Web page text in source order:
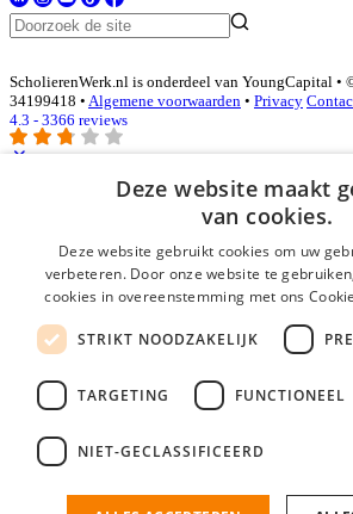
ScholierenWerk.nl is onderdeel van YoungCapital •
34199418 • Algemene voorwaarden • Privacy
4.3 - 3366 reviews
Inloggen als bedrijf
E-mail*
Wachtwoord
login gegevens onthouden
login
Bedrijf aanmelden
nieuwe collega/werknemer zo gevonden!
Deze website maakt
van cookies.
Deze website gebruikt cookies om uw
verbeteren. Door onze website te
cookies in overeenstemming met ons
STRIKT NOODZAKELIJK
TARGETING FUNCTIONEEL
NIET-GECLASSIFICEERD